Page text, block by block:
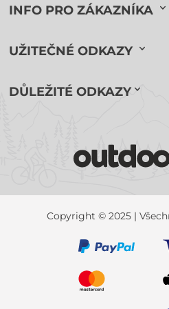
INFO PRO ZÁKAZNÍKA
UŽITEČNÉ ODKAZY
DŮLEŽITÉ ODKAZY
Copyright © 2025 |